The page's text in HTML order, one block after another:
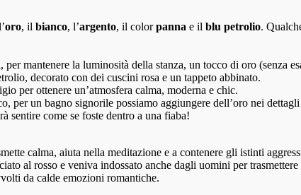
oro, il bianco, l’argento, il colorpanna e il blu petrolio.
mantenere la luminosità della stanza, un tocco di oro (senza
decorato con dei cuscini rosa e un tappeto abbinato.
per ottenere un’atmosfera calma, moderna e chic.
per un bagno signorile possiamo aggiungere dell’oro nei
sentire come se foste dentro a una fiaba!
calma, aiuta nella meditazione e a contenere gli istinti
al rosso e veniva indossato anche dagli uomini per
da calde emozioni romantiche.